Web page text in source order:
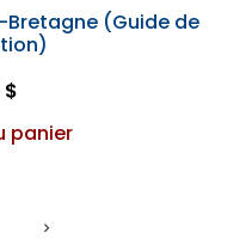
(Guide de
$
panier